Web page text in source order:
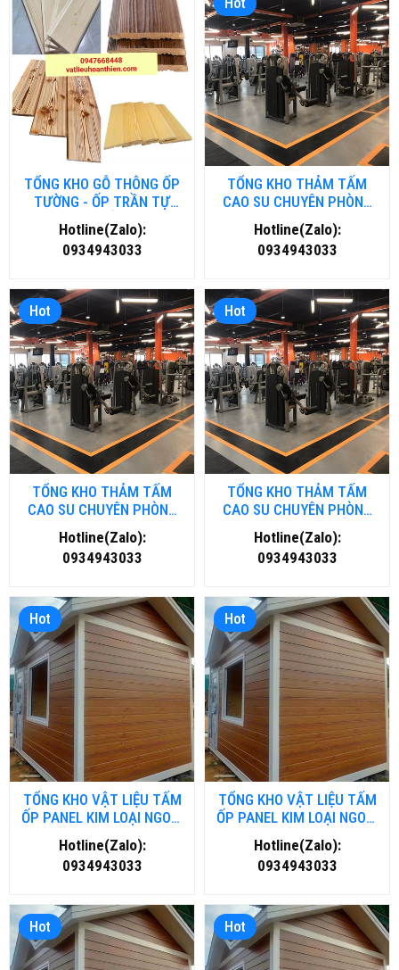
TỔNG KHO GỖ THÔNG ỐP
TƯỜNG - ỐP TRẦN TỰ
NHIÊN TẠI HẢI DƯƠNG
Hotline(Zalo):
0934943033
TỔNG KHO THẢM TẤM
CAO SU CHUYÊN PHÒNG
GYM- FITNESS TẠI ĐÀ
NẴNG
Hotline(Zalo):
0934943033
Hot
TỔNG KHO THẢM TẤM
CAO SU CHUYÊN PHÒNG
GYM- FITNESS TẠI HÀ NỘI
Hotline(Zalo):
0934943033
Hot
TỔNG KHO THẢM TẤM
CAO SU CHUYÊN PHÒNG
GYM- FITNESS TẠI HỒ CHÍ
MINH
Hotline(Zalo):
0934943033
Hot
TỔNG KHO VẬT LIỆU TẤM
ỐP PANEL KIM LOẠI NGOÀI
TRỜI TẠI NGHỆ AN
Hotline(Zalo):
0934943033
Hot
TỔNG KHO VẬT LIỆU TẤM
ỐP PANEL KIM LOẠI NGOÀI
TRỜI TẠI THANH HOÁ
Hotline(Zalo):
0934943033
Hot Hot